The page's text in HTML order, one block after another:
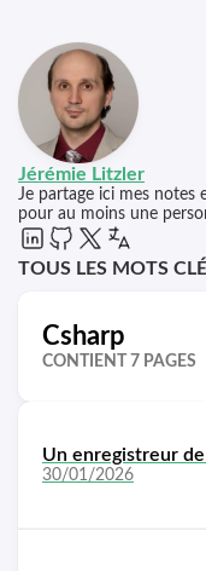
Jérémie Litzler
Je partage ici mes notes
pour au moins une
TOUS LES MOTS
Csharp
CONTIENT 7 PAGES
Un enregistreur
30/01/2026